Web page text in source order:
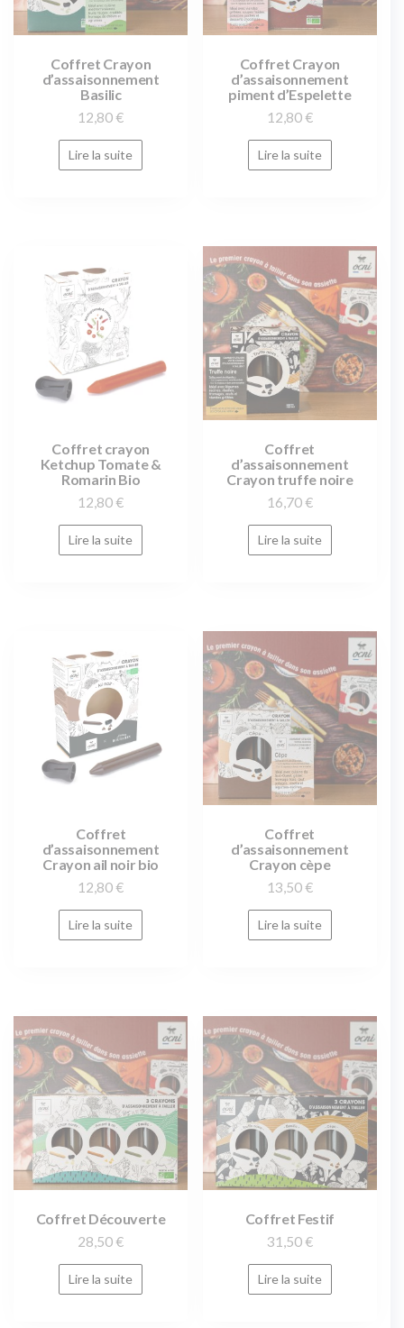
Coffret Crayon
d’assaisonnement
Basilic
12,80 €
Lire la suite
Coffret Crayon
d’assaisonnement
piment d’Espelette
12,80 €
Lire la suite
Coffret crayon
Ketchup Tomate &
Romarin Bio
12,80 €
Lire la suite
Coffret
d’assaisonnement
Crayon truffe noire
16,70 €
Lire la suite
Coffret
d’assaisonnement
Crayon ail noir bio
12,80 €
Lire la suite
Coffret
d’assaisonnement
Crayon cèpe
13,50 €
Lire la suite
Coffret Découverte
28,50 €
Lire la suite
Coffret Festif
31,50 €
Lire la suite